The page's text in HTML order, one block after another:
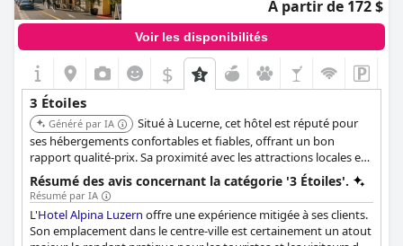
À partir de 172 $
Voir les disponibilités
$
3 Étoiles
Généré par IA
Situé à Lucerne, cet hôtel est réputé pour
ses hébergements confortables et fiables, offrant un bon
rapport qualité-prix. Sa proximité avec les attractions locales en
fait une base pratique pour explorer la ville.
Résumé des avis concernant la catégorie '3 Étoiles'.
Résumé par IA
L'Hotel Alpina Luzern offre une expérience mitigée à ses clients.
Son emplacement dans le centre-ville est certainement un atout